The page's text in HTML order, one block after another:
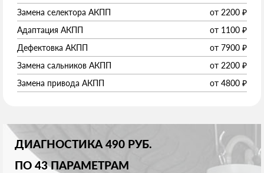
Замена селектора АКПП
от 2200 ₽
Адаптация АКПП
от 1100 ₽
Дефектовка АКПП
от 7900 ₽
Замена сальников АКПП
от 2200 ₽
Замена привода АКПП
от 4800 ₽
ДИАГНОСТИКА 490 РУБ.
ПО 43 ПАРАМЕТРАМ